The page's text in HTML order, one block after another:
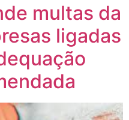
multas da
ligadas